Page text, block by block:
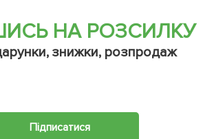
НА РОЗСИЛКУ
знижки, розпродаж
Підписатися